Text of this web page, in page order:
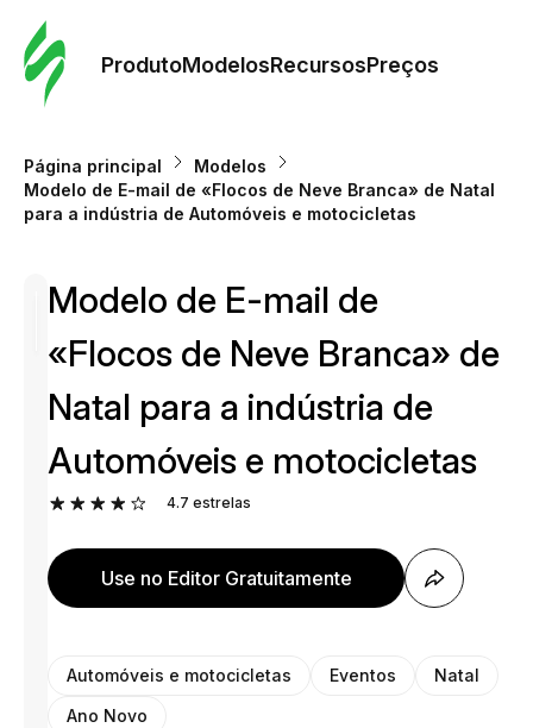
ProdutoModelosRecursosPreços
Página principal
Modelos
Modelo de E-mail de «Flocos de Neve Branca» de Natal
para a indústria de Automóveis e motocicletas
Modelo de E-mail de
«Flocos de Neve Branca» de
Natal para a indústria de
Automóveis e motocicletas
4.7 estrelas
Use no Editor Gratuitamente
Automóveis e motocicletas Eventos
Natal
Ano Novo